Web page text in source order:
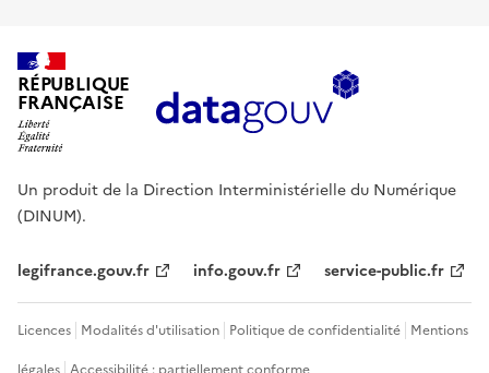
RÉPUBLIQUE
FRANÇAISE
Un produit de la Direction Interministérielle du Numérique
(DINUM).
legifrance.gouv.fr info.gouv.fr service-public.fr
Licences Modalités d'utilisation Politique de confidentialité Mentions